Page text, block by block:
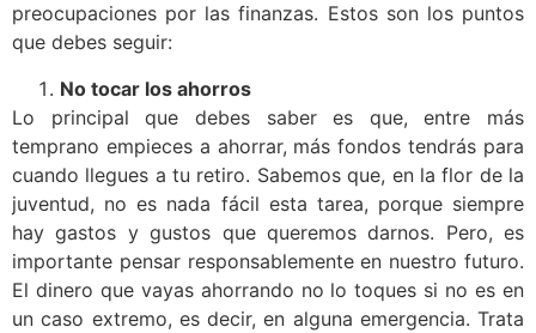
preocupaciones por las finanzas. Estos son los puntos
que debes seguir:
No tocar los ahorros
Lo principal que debes saber es que, entre más
temprano empieces a ahorrar, más fondos tendrás para
cuando llegues a tu retiro. Sabemos que, en la flor de la
juventud, no es nada fácil esta tarea, porque siempre
hay gastos y gustos que queremos darnos. Pero, es
importante pensar responsablemente en nuestro futuro.
El dinero que vayas ahorrando no lo toques si no es en
un caso extremo, es decir, en alguna emergencia. Trata